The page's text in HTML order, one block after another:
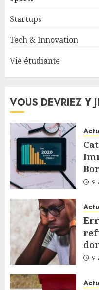
Startups
Tech & Innovation
Vie étudiante
VOUS DEVRIEZ Y
9
9